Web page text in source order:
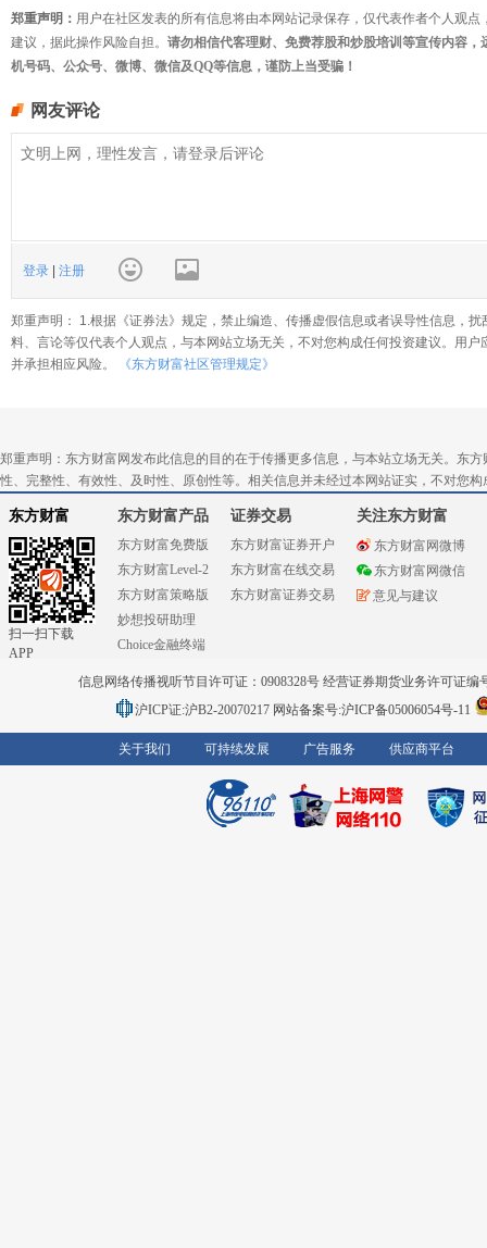
郑重声明： 用户在社区发表的所有信息将由本网站记录保存，仅代表作者个人观
建议，据此操作风险自担。 请勿相信代客理财、免费荐股和炒股培训等宣传内容
机号码、公众号、微博、微信及QQ等信息，谨防上当受骗！
网友评论
登录 注册
郑重声明： 1.根据《证券法》规定，禁止编造、传播虚假信息或者误导性信息，
料、言论等仅代表个人观点，与本网站立场无关，不对您构成任何投资建议。用
并承担相应风险。
《东方财富社区管理规定》
郑重声明：东方财富网发布此信息的目的在于传播更多信息，与本站立场无关。东
性、完整性、有效性、及时性、原创性等。相关信息并未经过本网站证实，不对您
东方财富
扫一扫下载
APP
东方财富产品
东方财富免费版
东方财富Level-2
东方财富策略版
妙想投研助理
Choice金融终端
证券交易
东方财富证券开户
东方财富在线交易
东方财富证券交易
关注东方财富
东方财富网微博
东方财富网微信
意见与建议
信息网络传播视听节目许可证：0908328号 经营证券期货业务许可证编
沪ICP证:沪B2-20070217 网站备案号:沪ICP备05006054号-11
关于我们 可持续发展 广告服务 供应商平台